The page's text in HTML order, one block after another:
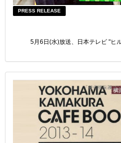
PRESS RELEASE
5月6日(水)放送、日本テレビ "ヒ